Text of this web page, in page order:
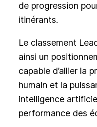
de progression
itinérants.
Le classement
ainsi un
capable d’allier la
humain et la
intelligence
performance des